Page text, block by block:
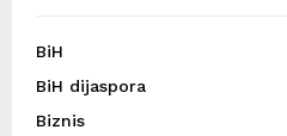
BiH
BiH dijaspora
Biznis